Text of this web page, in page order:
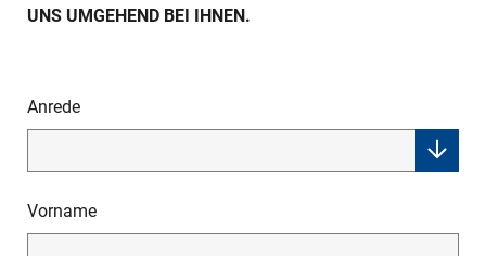
UNS UMGEHEND BEI IHNEN.
Anrede
Vorname